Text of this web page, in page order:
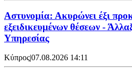
Αστυνομία: Ακυρώνει έξι
εξειδικευμένων θέσεων -
Υπηρεσίας
Κύπρος|07.08.2026 14:11